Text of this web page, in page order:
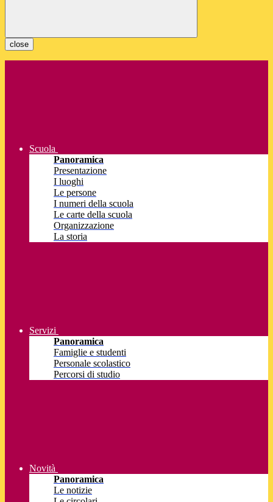
close
Scuola
Panoramica
Presentazione
I luoghi
Le persone
I numeri della scuola
Le carte della scuola
Organizzazione
La storia
Servizi
Panoramica
Famiglie e studenti
Personale scolastico
Percorsi di studio
Novità
Panoramica
Le notizie